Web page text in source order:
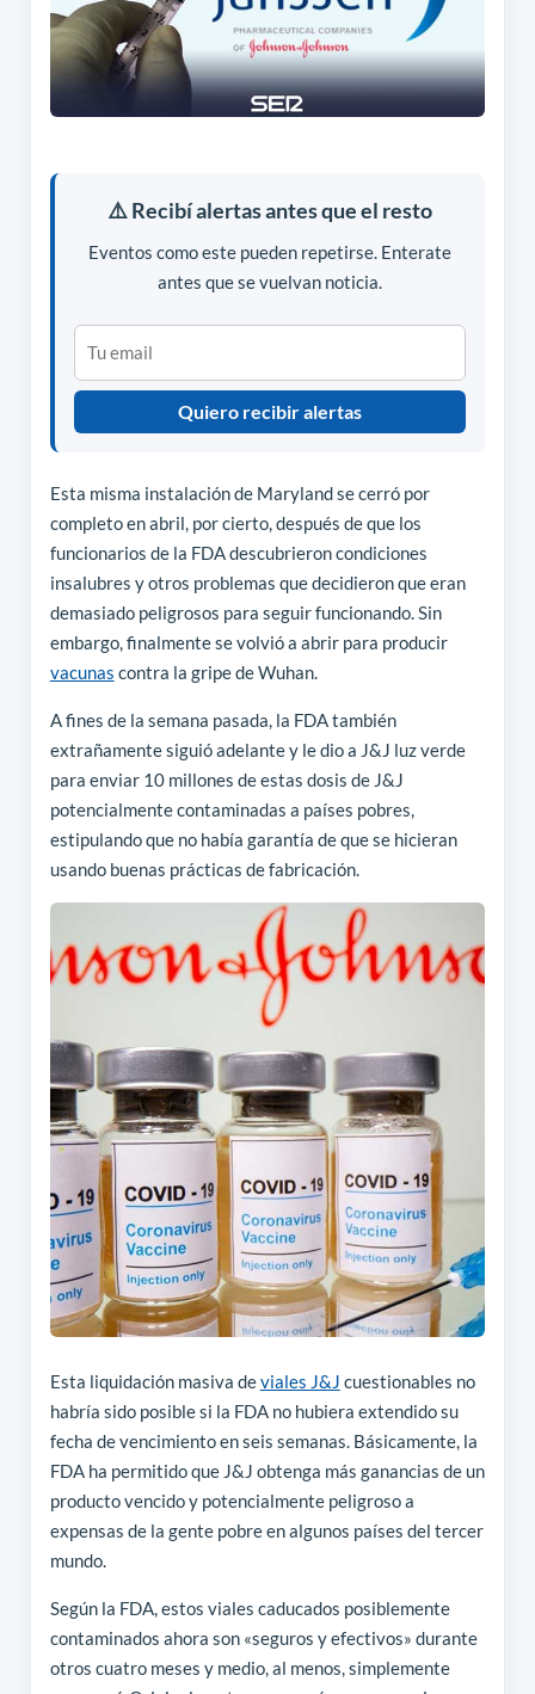
⚠️ Recibí alertas antes que el resto
Eventos como este pueden repetirse. Enterate
antes que se vuelvan noticia.
Quiero recibir alertas
Esta misma instalación de Maryland se cerró por
completo en abril, por cierto, después de que los
funcionarios de la FDA descubrieron condiciones
insalubres y otros problemas que decidieron que eran
demasiado peligrosos para seguir funcionando. Sin
embargo, finalmente se volvió a abrir para producir
vacunas contra la gripe de Wuhan.
A fines de la semana pasada, la FDA también
extrañamente siguió adelante y le dio a J&J luz verde
para enviar 10 millones de estas dosis de J&J
potencialmente contaminadas a países pobres,
estipulando que no había garantía de que se hicieran
usando buenas prácticas de fabricación.
Esta liquidación masiva deviales J&J cuestionables no
habría sido posible si la FDA no hubiera extendido su
fecha de vencimiento en seis semanas. Básicamente, la
FDA ha permitido que J&J obtenga más ganancias de un
producto vencido y potencialmente peligroso a
expensas de la gente pobre en algunos países del tercer
mundo.
Según la FDA, estos viales caducados posiblemente
contaminados ahora son «seguros y efectivos» durante
otros cuatro meses y medio, al menos, simplemente